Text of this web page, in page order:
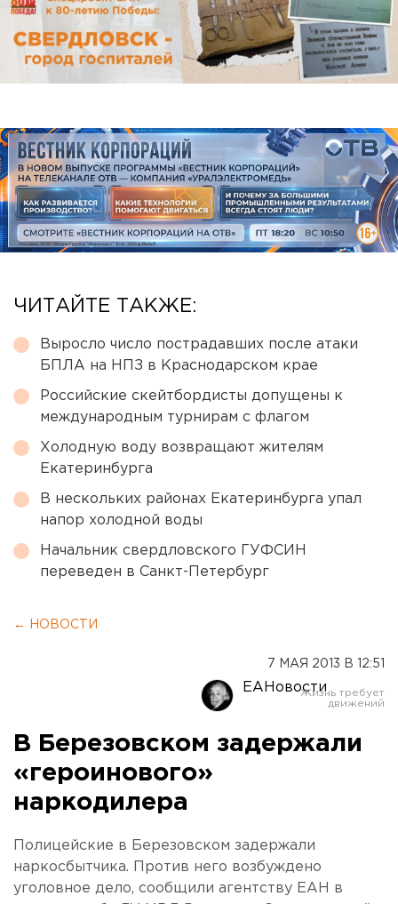
ЧИТАЙТЕ ТАКЖЕ:
Выросло число пострадавших после атаки
БПЛА на НПЗ в Краснодарском крае
Российские скейтбордисты допущены к
международным турнирам с флагом
Холодную воду возвращают жителям
Екатеринбурга
В нескольких районах Екатеринбурга упал
напор холодной воды
Начальник свердловского ГУФСИН
переведен в Санкт-Петербург
← НОВОСТИ
7 МАЯ 2013 В 12:51
ЕАНовости
В Березовском задержали
«героинового»
наркодилера
Полицейские в Березовском задержали
наркосбытчика. Против него возбуждено
уголовное дело, сообщили агентству ЕАН в